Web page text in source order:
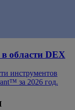
области DEX
инструментов
за 2026 год.